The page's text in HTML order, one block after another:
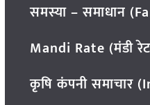
समस्या – समाधान
Mandi Rate (मंडी
कृषि कंपनी समाचार